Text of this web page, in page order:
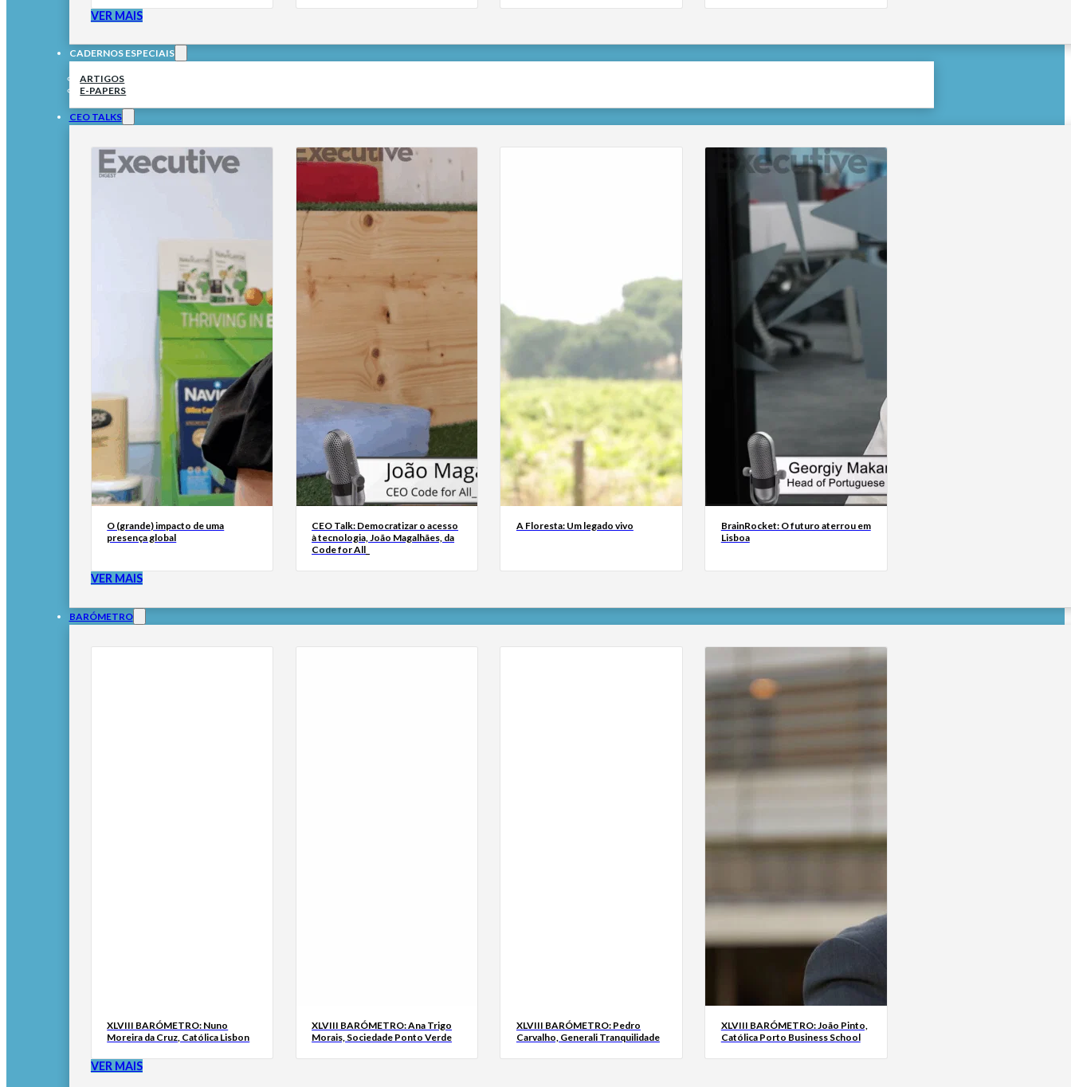
VER MAIS
CADERNOS ESPECIAIS
ARTIGOS
E-PAPERS
CEO TALKS
O (grande) impacto de uma
presença global
CEO Talk: Democratizar o acesso
à tecnologia, João Magalhães, da
Code for All_
A Floresta: Um legado vivo
BrainRocket: O futuro aterrou em
Lisboa
VER MAIS
BARÓMETRO
XLVIII BARÓMETRO: Nuno
Moreira da Cruz, Católica Lisbon
XLVIII BARÓMETRO: Ana Trigo
Morais, Sociedade Ponto Verde
XLVIII BARÓMETRO: Pedro
Carvalho, Generali Tranquilidade
XLVIII BARÓMETRO: João Pinto,
Católica Porto Business School
VER MAIS